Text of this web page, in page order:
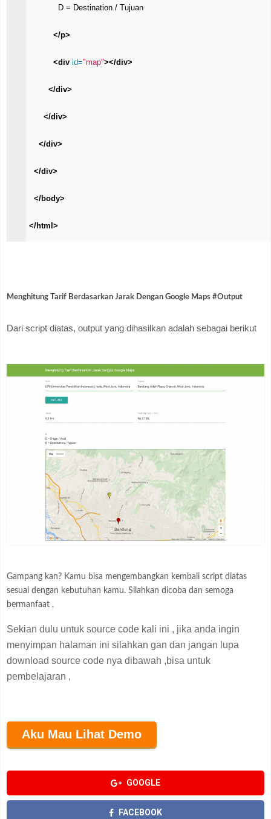
D = Destination / Tujuan
</p>
<div id="map"></div>
</div>
</div>
</div>
</div>
</body>
</html>
Menghitung Tarif Berdasarkan Jarak Dengan Google Maps #Output
Dari script diatas, output yang dihasilkan adalah sebagai berikut
Gampang kan? Kamu bisa mengembangkan kembali script diatas
sesuai dengan kebutuhan kamu. Silahkan dicoba dan semoga
bermanfaat ,
Sekian dulu untuk source code kali ini , jika anda ingin
menyimpan halaman ini silahkan gan dan jangan lupa
download source code nya dibawah ,bisa untuk
pembelajaran ,
Aku Mau Lihat Demo
GOOGLE
FACEBOOK